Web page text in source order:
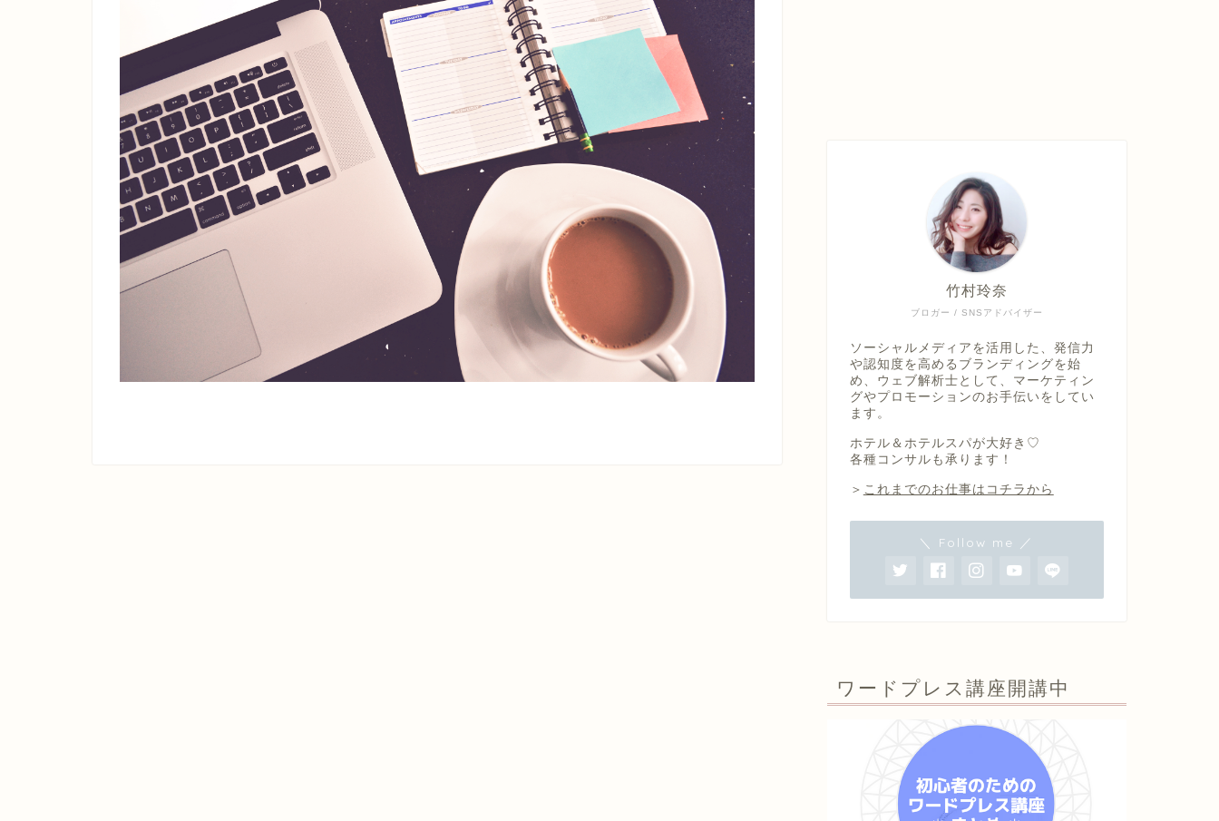
ブロガー / SNSアドバイザー
竹村玲奈
ソーシャルメディアを活用した、発信力
や認知度を高めるブランディングを始
め、ウェブ解析士として、マーケティン
グやプロモーションのお手伝いをしてい
ます。
ホテル＆ホテルスパが大好き♡
各種コンサルも承ります！
＞ これまでのお仕事はコチラから
＼ Follow me ／
ワードプレス講座開講中